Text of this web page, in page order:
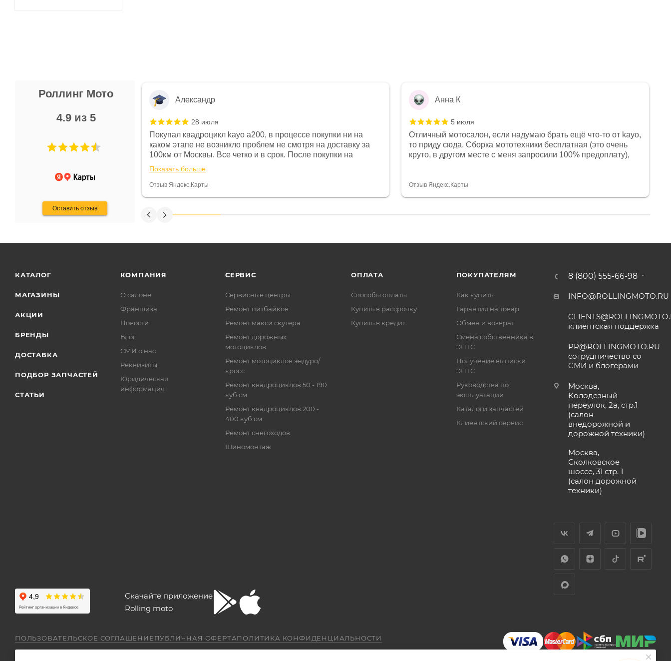
Роллинг Мото
4.9 из 5
Оставить отзыв
Не понравились условия
и дают только на год)
Александр
28 июля
Покупал квадроцикл kayo a200, в процессе покупки ни на
каком этапе не возникло проблем не смотря на доставку за
100км от Москвы. Все четко и в срок. После покупки на
спидометре всегда был 0, при этом представители магазина
постоянно были на связи и в итоге проблема была решена.
Считаю, что это говорит о небезразличии к клиенту после
Показать больше
Отзыв Яндекс.Карты
Анна К
5 июля
Отличный мотосалон, если надумаю брать ещё что-то от kayo,
то приду сюда. Сборка мототехники бесплатная (это очень
круто, в другом месте с меня запросили 100% предоплату),
спасибо отдельное, всегда на связи, очень детально всё
Отзыв Яндекс.Карты
КАТАЛОГ
МАГАЗИНЫ
АКЦИИ
БРЕНДЫ
ДОСТАВКА
ПОДБОР ЗАПЧАСТЕЙ
СТАТЬИ
КОМПАНИЯ
О салоне
Франшиза
Новости
Блог
СМИ о нас
Реквизиты
Юридическая
информация
СЕРВИС
Сервисные центры
Ремонт питбайков
Ремонт макси скутера
Ремонт дорожных
мотоциклов
Ремонт мотоциклов эндуро/
кросс
Ремонт квадроциклов 50 - 190
куб.см
Ремонт квадроциклов 200 -
400 куб.см
Ремонт снегоходов
Шиномонтаж
ОПЛАТА
Способы оплаты
Купить в рассрочку
Купить в кредит
ПОКУПАТЕЛЯМ
Как купить
Гарантия на товар
Обмен и возврат
Смена собственника в
ЭПТС
Получение выписки
ЭПТС
Руководства по
эксплуатации
Каталоги запчастей
Клиентский сервис
8 (800) 555-66-98
INFO@ROLLINGMOTO.RU
клиентская поддержка
PR@ROLLINGMOTO.RU
сотрудничество со
СМИ и блогерами
Москва,
Колодезный
переулок, 2а, стр.1
(салон
внедорожной и
дорожной техники)
Москва,
Сколковское
шоссе, 31 стр. 1
(салон дорожной
техники)
Скачайте приложение
Rolling moto
ПОЛЬЗОВАТЕЛЬСКОЕ СОГЛАШЕНИЕПУБЛИЧНАЯ ОФЕРТАПОЛИТИКА КОНФИДЕНЦИАЛЬНОСТИ